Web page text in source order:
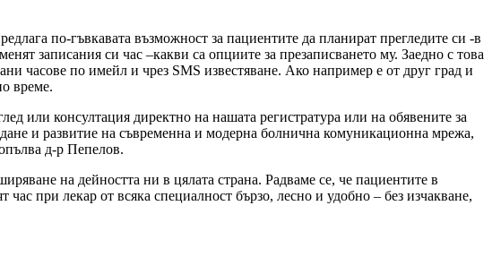
по-гъвкавата възможност за пациентите да планират прегледите си -в
записания си час –какви са опциите за презаписването му. Заедно с това
часове по имейл и чрез SMS известяване. Ако например е от друг град и
време.
или консултация директно на нашата регистратура или на обявените за
и развитие на съвременна и модерна болнична комуникационна мрежа,
д-р Пепелов.
на дейността ни в цялата страна. Радваме се, че пациентите в
при лекар от всяка специалност бързо, лесно и удобно – без изчакване,